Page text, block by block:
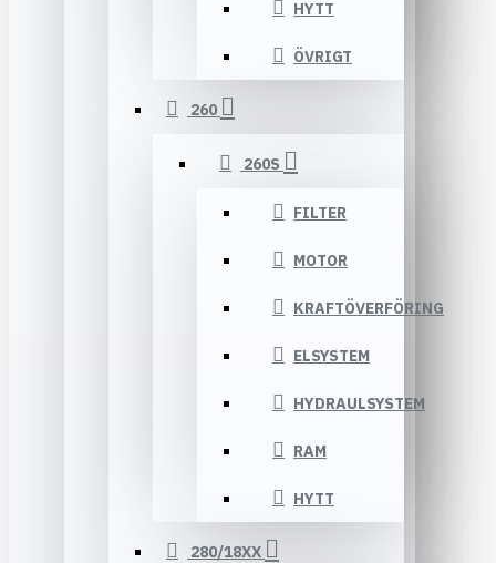
HYTT
ÖVRIGT
260
260S
FILTER
MOTOR
KRAFTÖVERFÖRING
ELSYSTEM
HYDRAULSYSTEM
RAM
HYTT
280/18XX